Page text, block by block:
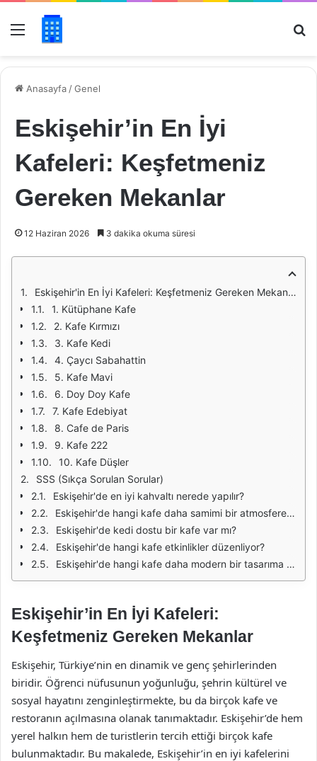
Menü
Anasayfa /Genel
Eskişehir’in En İyi
Kafeleri: Keşfetmeniz
Gereken Mekanlar
12 Haziran 2026 3 dakika okuma süresi
Eskişehir'in En İyi Kafeleri: Keşfetmeniz Gereken Mekanlar
1. Kütüphane Kafe
2. Kafe Kırmızı
3. Kafe Kedi
4. Çaycı Sabahattin
5. Kafe Mavi
6. Doy Doy Kafe
7. Kafe Edebiyat
8. Cafe de Paris
9. Kafe 222
10. Kafe Düşler
SSS (Sıkça Sorulan Sorular)
Eskişehir'de en iyi kahvaltı nerede yapılır?
Eskişehir'de hangi kafe daha samimi bir atmosfere sahip?
Eskişehir'de kedi dostu bir kafe var mı?
Eskişehir'de hangi kafe etkinlikler düzenliyor?
Eskişehir'de hangi kafe daha modern bir tasarıma sahip?
Eskişehir’in En İyi Kafeleri:
Keşfetmeniz Gereken Mekanlar
Eskişehir, Türkiye’nin en dinamik ve genç şehirlerinden
biridir. Öğrenci nüfusunun yoğunluğu, şehrin kültürel ve
sosyal hayatını zenginleştirmekte, bu da birçok kafe ve
restoranın açılmasına olanak tanımaktadır. Eskişehir’de hem
yerel halkın hem de turistlerin tercih ettiği birçok kafe
bulunmaktadır. Bu makalede, Eskişehir’in en iyi kafelerini